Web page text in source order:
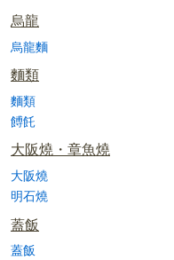
烏龍
烏龍麵
麵類
麵類
餺飥
大阪燒・章魚燒
大阪燒
明石燒
蓋飯
蓋飯